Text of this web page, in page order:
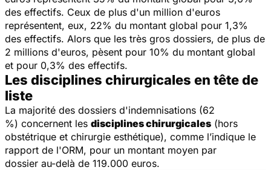
des effectifs. Ceux de plus d'un million d'euros
représentent, eux, 22% du montant global pour 1,3%
des effectifs. Alors que les très gros dossiers, de plus de
2 millions d'euros, pèsent pour 10% du montant global
et pour 0,3% des effectifs.
Les disciplines chirurgicales en tête de
liste
La majorité des dossiers d'indemnisations (62
%) concernent les disciplines chirurgicales (hors
obstétrique et chirurgie esthétique), comme l’indique le
rapport de l'ORM, pour un montant moyen par
dossier au-delà de 119.000 euros.